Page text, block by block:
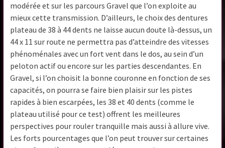
modérée et sur les parcours Gravel que l’on exploite au
mieux cette transmission. D’ailleurs, le choix des dentures
plateau de 38 à 44 dents ne laisse aucun doute là-dessus, un
44 x 11 sur route ne permettra pas d’atteindre des vitesses
phénoménales avec un fort vent dans le dos, au sein d’un
peloton actif ou encore sur les parties descendantes. En
Gravel, si l’on choisit la bonne couronne en fonction de ses
capacités, on pourra se faire bien plaisir sur les pistes
rapides à bien escarpées, les 38 et 40 dents (comme le
plateau utilisé pour ce test) offrent les meilleures
perspectives pour rouler tranquille mais aussi à allure vive.
Les forts pourcentages que l’on peut trouver sur certaines